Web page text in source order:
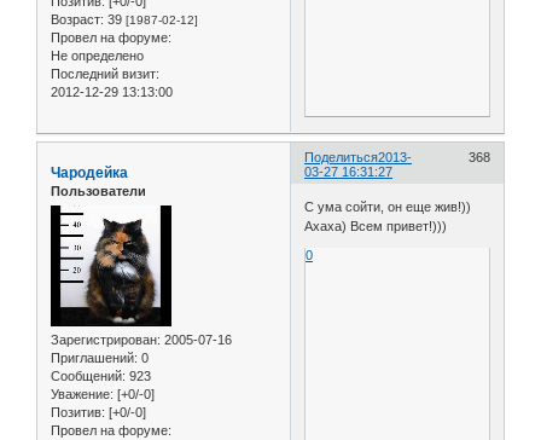
Возраст: 39 [1987-02-12]
Провел на форуме:
Не определено
Последний визит:
2012-12-29 13:13:00
Поделиться 368
2013-
03-27 16:31:27
Чародейка
Пользователи
Зарегистрирован: 2005-07-16
Приглашений: 0
Сообщений: 923
Уважение: [+0/-0]
Позитив: [+0/-0]
Провел на форуме:
С ума сойти, он еще жив!))
Ахаха) Всем привет!)))
0